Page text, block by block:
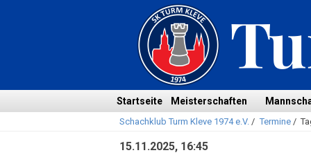
überspringen
Startseite Meisterschaften
Schachklub Turm Kleve 1974 e.V. / Termine/
15.11.2025, 16:45